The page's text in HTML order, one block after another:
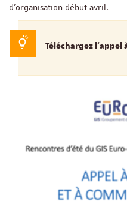
d’organisation début avril.
Téléchargez l'appel